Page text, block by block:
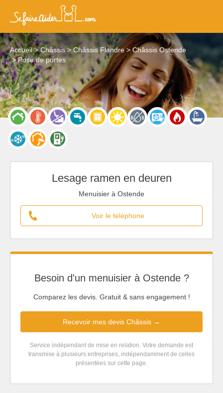
Accueil Châssis Châssis Flandre
Châssis Ostende
Pose de portes
Lesage ramen en deuren
Menuisier à Ostende
Voir le téléphone
Besoin d'un menuisier à Ostende ?
Comparez les devis. Gratuit & sans engagement !
Recevoir mes devis Châssis →
Service indépendant de mise en relation. Votre demande est
transmise à plusieurs entreprises, indépendamment de celles
présentées sur cette page.